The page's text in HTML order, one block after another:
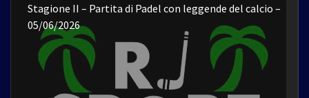
Stagione II – Partita di Padel con leggende del calcio –
05/06/2026